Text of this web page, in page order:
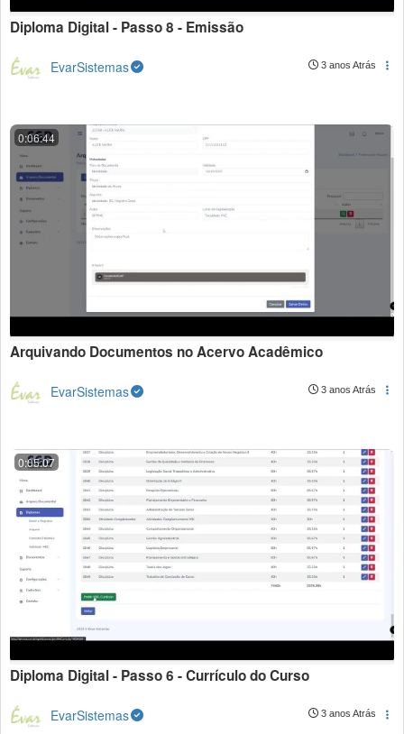
Diploma Digital - Passo 8 - Emissão
EvarSistemas 3 anos Atrás
0:06:44
Arquivando Documentos no Acervo Acadêmico
EvarSistemas 3 anos Atrás
0:05:07
Diploma Digital - Passo 6 - Currículo do Curso
EvarSistemas 3 anos Atrás